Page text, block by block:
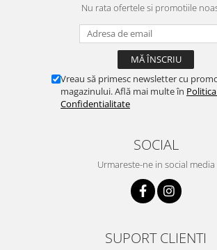
Nu rata ofertele si promotiile
Vreau să primesc newsletter cu
magazinului. Află mai multe în
Confidentialitate
SOCIAL
Urmareste-ne in social media
SUPORT CLIENTI